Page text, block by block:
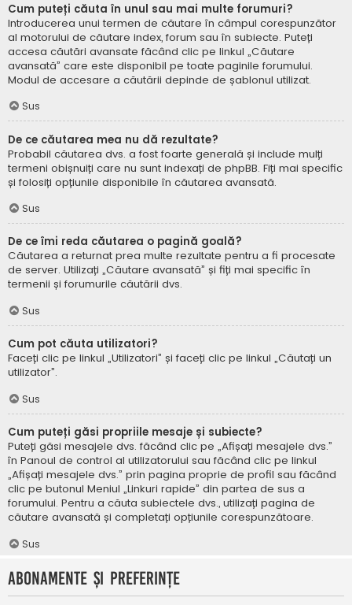
Cum puteți căuta în unul sau mai multe forumuri?
Introducerea unui termen de căutare în câmpul corespunzător
al motorului de căutare index, forum sau în subiecte. Puteți
accesa căutări avansate făcând clic pe linkul „Căutare
avansată” care este disponibil pe toate paginile forumului.
Modul de accesare a căutării depinde de șablonul utilizat.
Sus
De ce căutarea mea nu dă rezultate?
Probabil căutarea dvs. a fost foarte generală și include mulți
termeni obișnuiți care nu sunt indexați de phpBB. Fiți mai specific
și folosiți opțiunile disponibile în căutarea avansată.
Sus
De ce îmi reda căutarea o pagină goală?
Căutarea a returnat prea multe rezultate pentru a fi procesate
de server. Utilizați „Căutare avansată” și fiți mai specific în
termenii și forumurile căutării dvs.
Sus
Cum pot căuta utilizatori?
Faceți clic pe linkul „Utilizatori” și faceți clic pe linkul „Căutați un
utilizator”.
Sus
Cum puteți găsi propriile mesaje și subiecte?
Puteți găsi mesajele dvs. făcând clic pe „Afișați mesajele dvs.”
în Panoul de control al utilizatorului sau făcând clic pe linkul
„Afișați mesajele dvs.” prin pagina proprie de profil sau făcând
clic pe butonul Meniul „Linkuri rapide” din partea de sus a
forumului. Pentru a căuta subiectele dvs., utilizați pagina de
căutare avansată și completați opțiunile corespunzătoare.
Sus
Abonamente și Preferințe